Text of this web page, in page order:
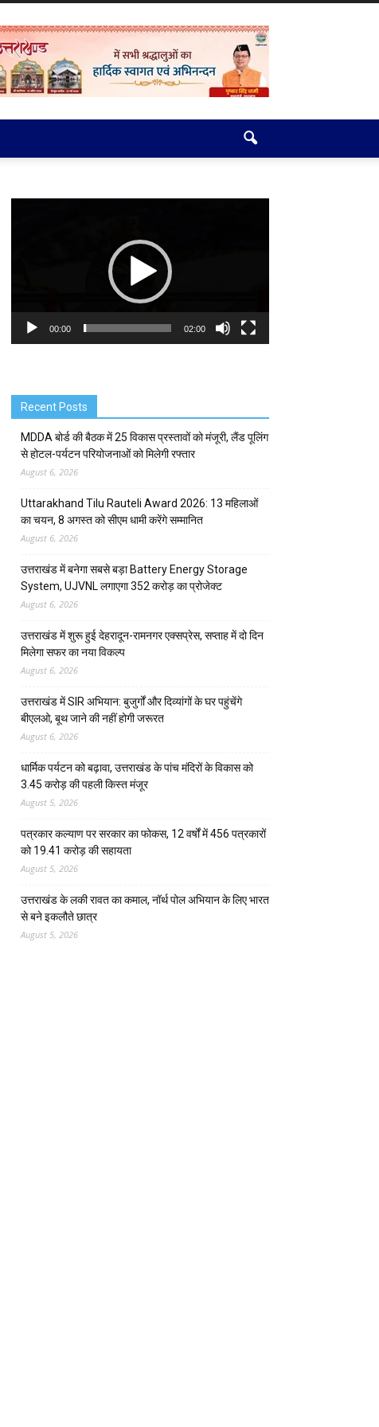
00:00 02:00
Recent Posts
MDDA बोर्ड की बैठक में 25 विकास प्रस्तावों को मंजूरी, लैंड पूलिंग
से होटल-पर्यटन परियोजनाओं को मिलेगी रफ्तार
August 6, 2026
Uttarakhand Tilu Rauteli Award 2026: 13 महिलाओं
का चयन, 8 अगस्त को सीएम धामी करेंगे सम्मानित
August 6, 2026
उत्तराखंड में बनेगा सबसे बड़ा Battery Energy Storage
System, UJVNL लगाएगा 352 करोड़ का प्रोजेक्ट
August 6, 2026
उत्तराखंड में शुरू हुई देहरादून-रामनगर एक्सप्रेस, सप्ताह में दो दिन
मिलेगा सफर का नया विकल्प
August 6, 2026
उत्तराखंड में SIR अभियान: बुजुर्गों और दिव्यांगों के घर पहुंचेंगे
बीएलओ, बूथ जाने की नहीं होगी जरूरत
August 6, 2026
धार्मिक पर्यटन को बढ़ावा, उत्तराखंड के पांच मंदिरों के विकास को
3.45 करोड़ की पहली किस्त मंजूर
August 5, 2026
पत्रकार कल्याण पर सरकार का फोकस, 12 वर्षों में 456 पत्रकारों
को 19.41 करोड़ की सहायता
August 5, 2026
उत्तराखंड के लकी रावत का कमाल, नॉर्थ पोल अभियान के लिए भारत
से बने इकलौते छात्र
August 5, 2026